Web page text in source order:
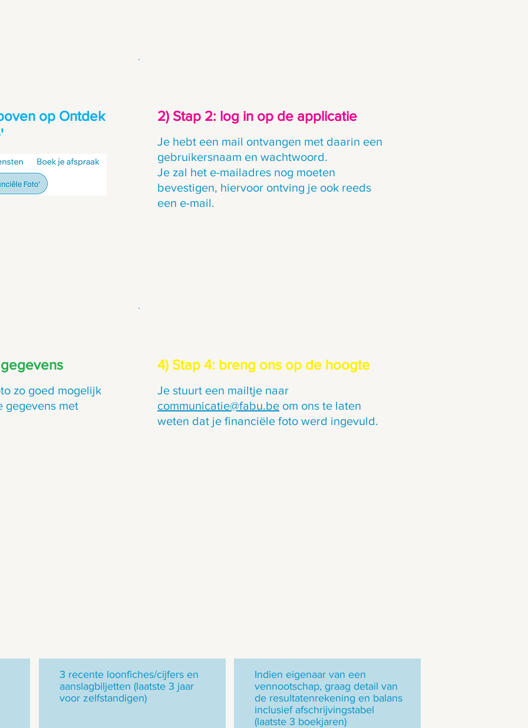
op Ontdek
2) Stap 2: log in op de applicatie
Je hebt een mail ontvangen met daarin een
gebruikersnaam en wachtwoord.
Je zal het e-mailadres nog moeten
bevestigen, hiervoor ontving je ook reeds
een e-mail.
zo goed mogelijk
gegevens met
4) Stap 4: breng ons op de hoogte
Je stuurt een mailtje naar
communicatie@fabu.be om ons te laten
weten dat je financiële foto werd ingevuld.
3 recente loonfiches/cijfers en
aanslagbiljetten (laatste 3 jaar
voor zelfstandigen)
Indien eigenaar van een
vennootschap, graag detail van
de resultatenrekening en balans
inclusief afschrijvingstabel
(laatste 3 boekjaren)